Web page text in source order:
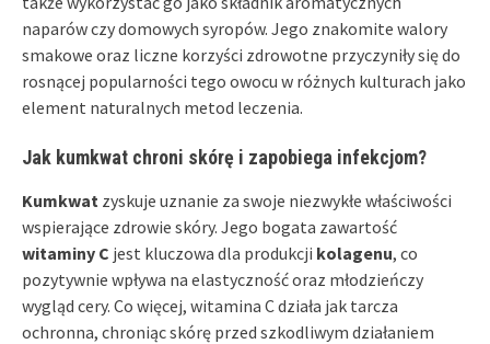
naparów czy domowych syropów. Jego znakomite walory
smakowe oraz liczne korzyści zdrowotne przyczyniły się do
rosnącej popularności tego owocu w różnych kulturach jako
element naturalnych metod leczenia.
Jak kumkwat chroni skórę i zapobiega infekcjom?
Kumkwat zyskuje uznanie za swoje niezwykłe właściwości
wspierające zdrowie skóry. Jego bogata zawartość
witaminy C jest kluczowa dla produkcji kolagenu, co
pozytywnie wpływa na elastyczność oraz młodzieńczy
wygląd cery. Co więcej, witamina C działa jak tarcza
ochronna, chroniąc skórę przed szkodliwym działaniem